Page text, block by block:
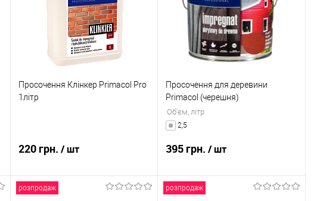
До обраного
В наявності
До обраного
В наявності
Просочення Клінкер Primacol Pro
1літр
220 грн. / шт
Просочення для деревини
Primacol (черешня)
Об'єм, літр
2,5
395 грн./ шт
розпродаж розпродаж